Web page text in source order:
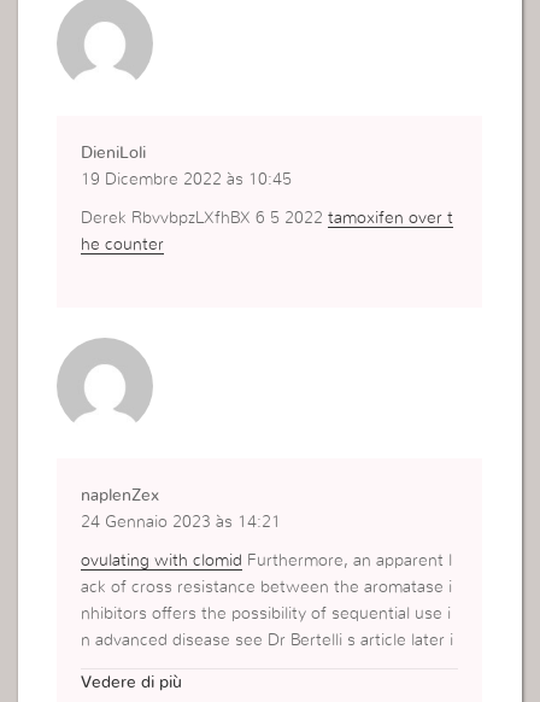
DieniLoli
19 Dicembre 2022 às 10:45
Derek RbvvbpzLXfhBX 6 5 2022tamoxifen over t
he counter
naplenZex
24 Gennaio 2023 às 14:21
ovulating with clomid Furthermore, an apparent l
ack of cross resistance between the aromatase i
nhibitors offers the possibility of sequential use i
n advanced disease see Dr Bertelli s article later i
Vedere di più